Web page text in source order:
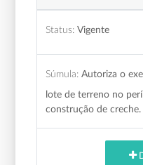
Status: Vigente
Súmula: Autoriza o
lote de terreno no
construção de creche.